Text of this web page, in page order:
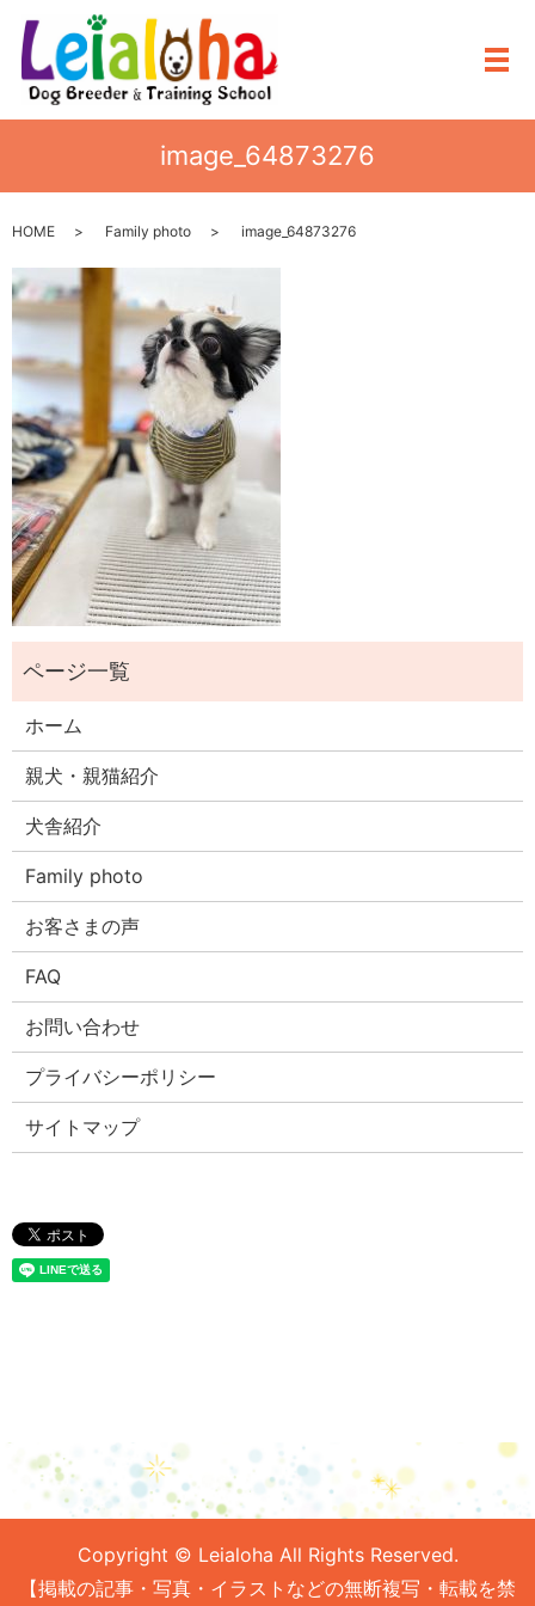
メ
image_64873276
HOME Family photo image_64873276
ホーム
親犬・親猫紹介
犬舎紹介
Family photo
お客さまの声
FAQ
お問い合わせ
プライバシーポリシー
サイトマップ
Copyright © Leialoha All Rights Reserved.
【掲載の記事・写真・イラストなどの無断複写・転載を禁